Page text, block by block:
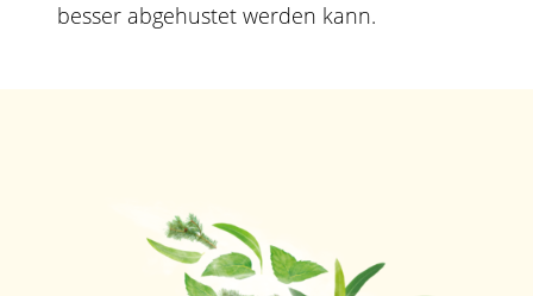
besser abgehustet werden kann.